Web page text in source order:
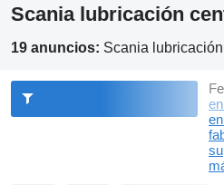
Scania lubricación
19 anuncios: Scania